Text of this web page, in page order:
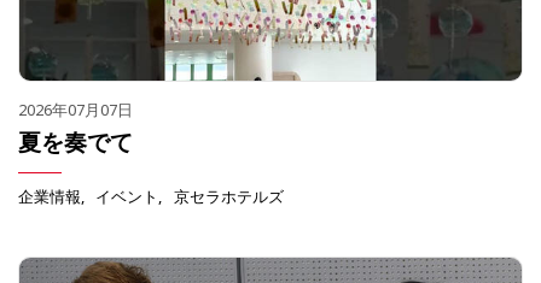
2026年07月07日
夏を奏でて
企業情報 イベント 京セラホテルズ